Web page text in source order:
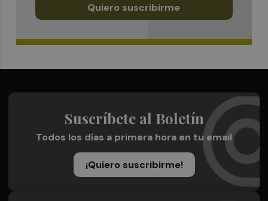
Quiero suscribirme
Suscríbete al Boletín
Todos los días a primera hora en tu email
¡Quiero suscribirme!